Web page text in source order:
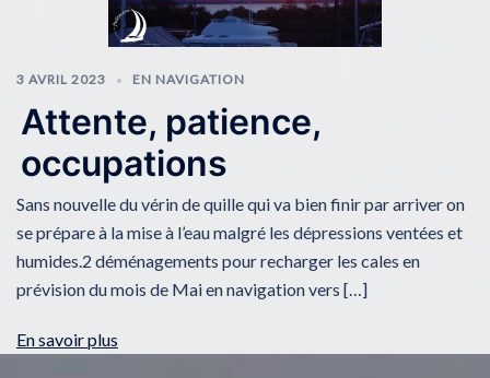
3 AVRIL 2023 EN NAVIGATION
Attente, patience,
occupations
Sans nouvelle du vérin de quille qui va bien finir par arriver on
se prépare à la mise à l’eau malgré les dépressions ventées et
humides.2 déménagements pour recharger les cales en
prévision du mois de Mai en navigation vers […]
En savoir plus